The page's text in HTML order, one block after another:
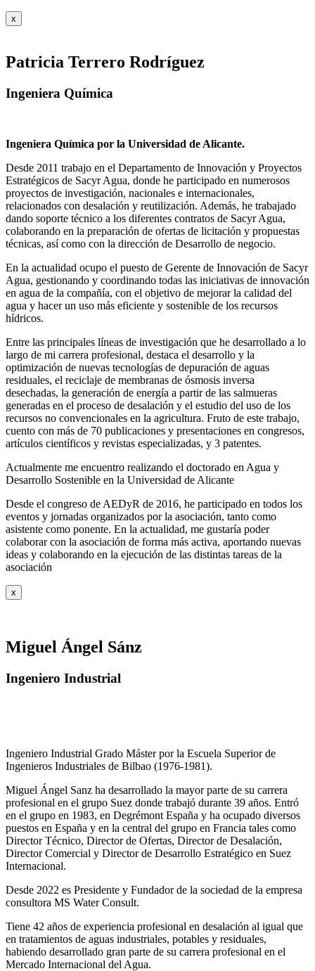
x
Patricia Terrero Rodríguez
Ingeniera Química
Ingeniera Química por la Universidad de Alicante.
Desde 2011 trabajo en el Departamento de Innovación y Proyectos
Estratégicos de Sacyr Agua, donde he participado en numerosos
proyectos de investigación, nacionales e internacionales,
relacionados con desalación y reutilización. Además, he trabajado
dando soporte técnico a los diferentes contratos de Sacyr Agua,
colaborando en la preparación de ofertas de licitación y propuestas
técnicas, así como con la dirección de Desarrollo de negocio.
En la actualidad ocupo el puesto de Gerente de Innovación de Sacyr
Agua, gestionando y coordinando todas las iniciativas de innovación
en agua de la compañía, con el objetivo de mejorar la calidad del
agua y hacer un uso más eficiente y sostenible de los recursos
hídricos.
Entre las principales líneas de investigación que he desarrollado a lo
largo de mi carrera profesional, destaca el desarrollo y la
optimización de nuevas tecnologías de depuración de aguas
residuales, el reciclaje de membranas de ósmosis inversa
desechadas, la generación de energía a partir de las salmueras
generadas en el proceso de desalación y el estudio del uso de los
recursos no convencionales en la agricultura. Fruto de este trabajo,
cuento con más de 70 publicaciones y presentaciones en congresos,
artículos científicos y revistas especializadas, y 3 patentes.
Actualmente me encuentro realizando el doctorado en Agua y
Desarrollo Sostenible en la Universidad de Alicante
Desde el congreso de AEDyR de 2016, he participado en todos los
eventos y jornadas organizados por la asociación, tanto como
asistente como ponente. En la actualidad, me gustaría poder
colaborar con la asociación de forma más activa, aportando nuevas
ideas y colaborando en la ejecución de las distintas tareas de la
asociación
x
Miguel Ángel Sánz
Ingeniero Industrial
Ingeniero Industrial Grado Máster por la Escuela Superior de
Ingenieros Industriales de Bilbao (1976-1981).
Miguel Ángel Sanz ha desarrollado la mayor parte de su carrera
profesional en el grupo Suez donde trabajó durante 39 años. Entró
en el grupo en 1983, en Degrémont España y ha ocupado diversos
puestos en España y en la central del grupo en Francia tales como
Director Técnico, Director de Ofertas, Director de Desalación,
Director Comercial y Director de Desarrollo Estratégico en Suez
Internacional.
Desde 2022 es Presidente y Fundador de la sociedad de la empresa
consultora MS Water Consult.
Tiene 42 años de experiencia profesional en desalación al igual que
en tratamientos de aguas industriales, potables y residuales,
habiendo desarrollado gran parte de su carrera profesional en el
Mercado Internacional del Agua.